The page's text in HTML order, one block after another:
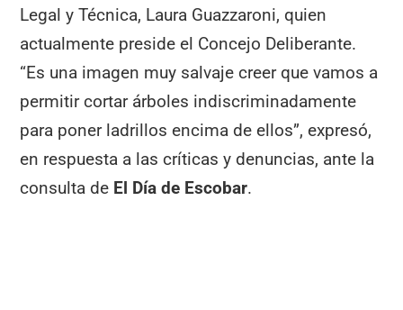
Legal y Técnica, Laura Guazzaroni, quien
actualmente preside el Concejo Deliberante.
“Es una imagen muy salvaje creer que vamos a
permitir cortar árboles indiscriminadamente
para poner ladrillos encima de ellos”, expresó,
en respuesta a las críticas y denuncias, ante la
consulta de El Día de Escobar.